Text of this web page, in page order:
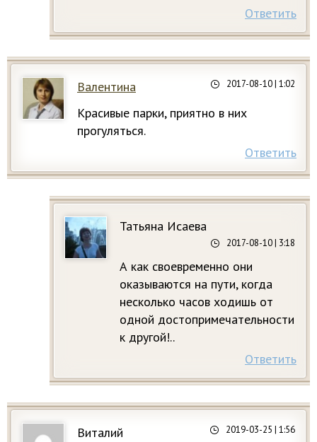
Ответить
Валентина 2017-08-10| 1:02
Красивые парки, приятно в них
прогуляться.
Ответить
Татьяна Исаева
2017-08-10| 3:18
А как своевременно они
оказываются на пути, когда
несколько часов ходишь от
одной достопримечательности
к другой!..
Ответить
Виталий 2019-03-25 | 1:56